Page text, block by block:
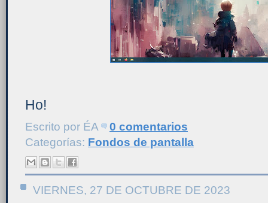
Ho!
Escrito por ÉA
0 comentarios
Categorías: Fondos de pantalla
VIERNES, 27 DE OCTUBRE DE 2023